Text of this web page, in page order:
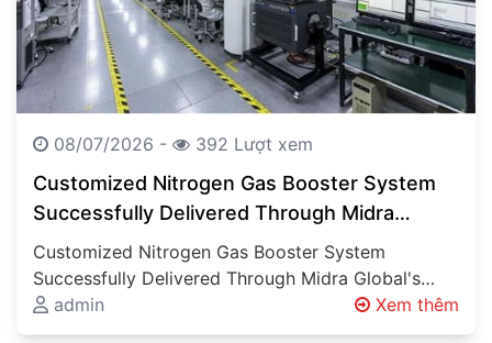
08/07/2026 - 392 Lượt xem
Customized Nitrogen Gas Booster System
Successfully Delivered Through Midra
Global’s Engineering Expertise Engineering
Solutions Beyond Product Supply
Customized Nitrogen Gas Booster System
Successfully Delivered Through Midra Global's
Engineering Expertise Engineering Solutions
Beyond Product Supply Industrial projects
admin Xem thêm